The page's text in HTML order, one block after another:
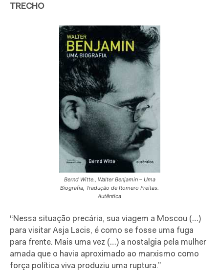
TRECHO
Bernd Witte., Walter Benjamin – Uma
Biografia, Tradução de Romero Freitas.
Autêntica
“Nessa situação precária, sua viagem a Moscou (…)
para visitar Asja Lacis, é como se fosse uma fuga
para frente. Mais uma vez (…) a nostalgia pela mulher
amada que o havia aproximado ao marxismo como
força política viva produziu uma ruptura.”